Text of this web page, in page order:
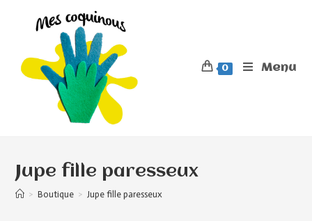
0 Menu
Jupe fille paresseux
> Boutique > Jupe fille paresseux